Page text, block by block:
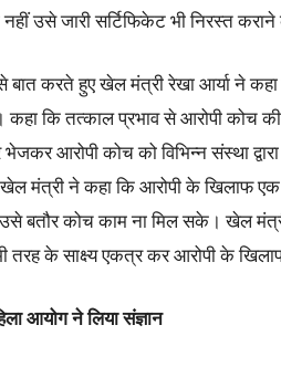
नहीं उसे जारी सर्टिफिकेट भी निरस्त
से बात करते हुए खेल मंत्री रेखा आर्या ने
कहा कि तत्काल प्रभाव से आरोपी कोच
आरोपी कोच को विभिन्न संस्था
मंत्री ने कहा कि आरोपी के खिलाफ एक
बतौर कोच काम ना मिल सके। खेल
तरह के साक्ष्य एकत्र कर आरोपी के
आयोग ने लिया संज्ञान